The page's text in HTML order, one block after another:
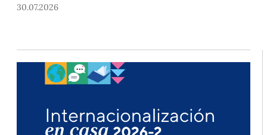
adquirido en las aulas puede responder a desafíos concretos
30.07.2026